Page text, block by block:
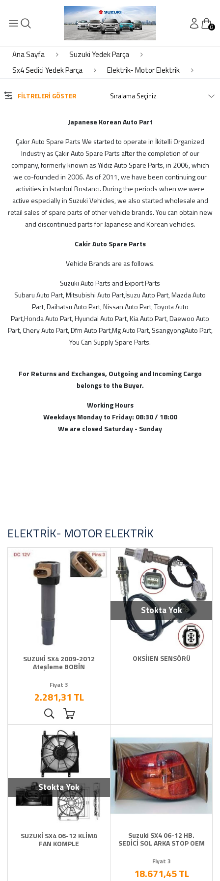
0
KATEGORİLER
Kaporta
Motor Piston Krank Silindir Kapak
Süspansiyon Ön Arka
MARKALAR
ithal
suzuki
MODELLER
İthal Ürünlerimiz
Alman
Çin
Ana Sayfa
Suzuki Yedek Parça
Sx4 Sedici Yedek Parça
Elektrik- Motor Elektrik
FILTRELERI GÖSTER
Japanese Korean Auto Part
Çakır Auto Spare Parts We started to operate in İkitelli Organized
Industry as Çakır Auto Spare Parts after the completion of our
company, formerly known as Yıldız Auto Spare Parts, in 2006, which
we co-founded in 2006. As of 2011, we have been continuing our
activities in Istanbul Bostancı. During the periods when we were
active especially in Suzuki Vehicles, we also started wholesale and
retail sales of spare parts of other vehicle brands. You can obtain new
and discontinued parts for Japanese and Korean vehicles.
Cakir Auto Spare Parts
Vehicle Brands are as follows.
Suzuki Auto Parts and Export Parts
Subaru Auto Part, Mitsubishi Auto Part,İsuzu Auto Part, Mazda Auto
Part, Daihatsu Auto Part, Nissan Auto Part, Toyota Auto
Part,Honda Auto Part, Hyundai Auto Part, Kia Auto Part, Daewoo Auto
Part, Chery Auto Part, Dfm Auto Part,Mg Auto Part, SsangyongAuto Part,
You Can Supply Spare Parts.
For Returns and Exchanges, Outgoing and Incoming Cargo
belongs to the Buyer.
Working Hours
Weekdays Monday to Friday: 08:30 / 18:00
We are closed Saturday - Sunday
ELEKTRIK- MOTOR ELEKTRIK
SUZUKİ SX4 2009-2012
Ateşleme BOBİN
Fiyat 3
2.281,31 TL
Stokta Yok
OKSİJEN SENSÖRÜ
Stokta Yok
SUZUKİ SX4 06-12 KLİMA
FAN KOMPLE
Suzuki SX4 06-12 HB.
SEDİCİ SOL ARKA STOP OEM
Fiyat 3
18.671,45 TL